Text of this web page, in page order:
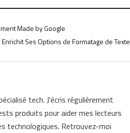
Made by Google
Ses Options de Formatage de Texte
tech. J'écris régulièrement
produits pour aider mes lecteurs
technologiques. Retrouvez-moi